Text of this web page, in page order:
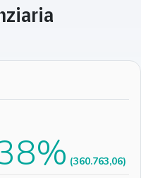
(360.763,06)